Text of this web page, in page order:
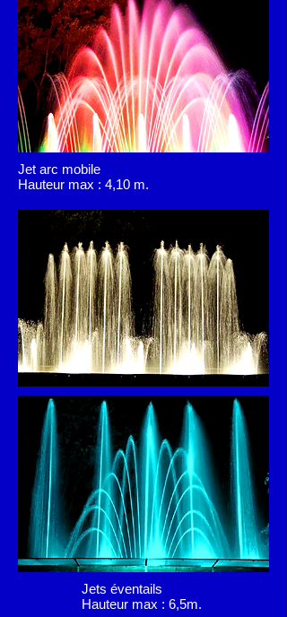
Jet arc mobile
Hauteur max : 4,10 m.
Jets éventails
Hauteur max : 6,5m.